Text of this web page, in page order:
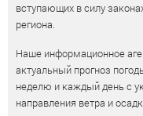
вступающих в силу
региона.
Наше информационное
актуальный прогноз
неделю и каждый день с
направления ветра и